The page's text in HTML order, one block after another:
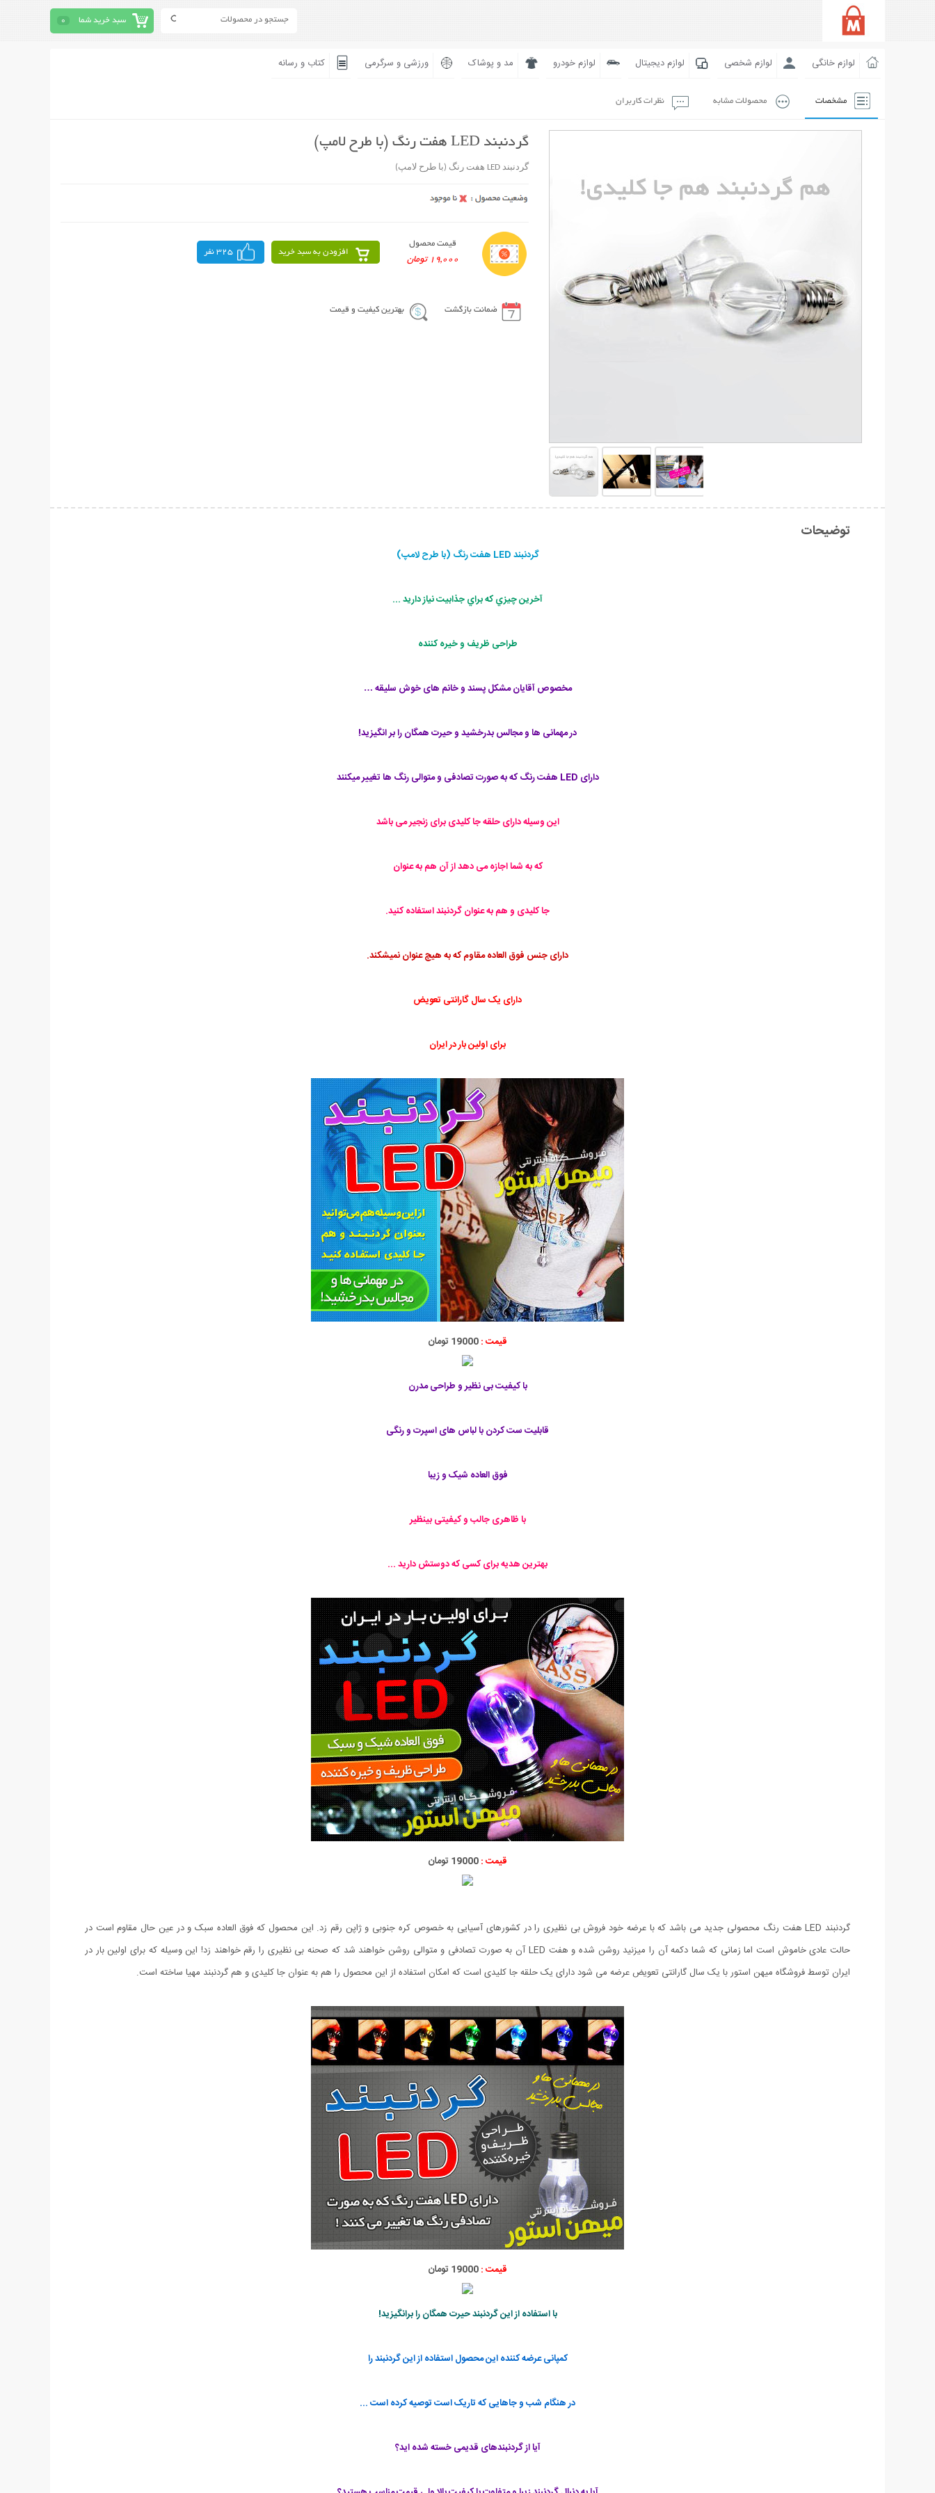
سبد خرید شما 0
لوازم خانگی لوازم شخصی لوازم دیجیتال لوازم خودرو مد و پوشاک ورزشی و سرگرمی کتاب و رسانه
مشخصات محصولات مشابه نظرات کاربران
گردنبند LED هفت رنگ (با طرح لامپ)
گردنبند LED هفت رنگ (با طرح لامپ)
قیمت محصول
19,000 تومان
افزودن به سبد خرید 325 نفر
ضمانت بازگشت بهترین کیفیت و قیمت
توضیحات
گردنبند LED هفت رنگ (با طرح لامپ)
آخرين چيزي كه براي جذابيت نياز داريد ...
طراحی ظریف و خیره کننده
مخصوص آقایان مشکل پسند و خانم های خوش سلیقه …
در مهمانی ها و مجالس بدرخشید و حیرت همگان را بر انگیزید!
دارای LED هفت رنگ که به صورت تصادفی و متوالی رنگ ها تغییر میکنند
این وسیله دارای حلقه جا کلیدی برای زنجیر می باشد
که به شما اجازه می دهد از آن هم به عنوان
جا کلیدی و هم به عنوان گردنبند استفاده کنید.
دارای جنس فوق العاده مقاوم که به هیچ عنوان نمیشکند.
دارای یک سال گارانتی تعویض
برای اولین بار در ایران
قیمت :
با کیفیت بی نظیر و طراحی مدرن
قابليت ست كردن با لباس های اسپرت و رنگی
فوق العاده شیک و زیبا
با ظاهری جالب و کیفیتی بینظیر
بهترین هدیه برای کسی که دوستش دارید ...
قیمت :
گردنبند LED هفت رنگ محصولی جدید می باشد که با عرضه خود فروش بی نظیری را در کشورهای آسیایی به خصوص کره جنوبی و ژاپن رقم زد. این محصول که فوق العاده سبک و در عین حال مقاوم است در
حالت عادی خاموش است اما زمانی که شما دکمه آن را میزنید روشن شده و هفت LED آن به صورت تصادفی و متوالی روشن خواهند شد که صحنه بی نظیری را رقم خواهند زد! این وسیله که برای اولین بار در
ایران توسط فروشگاه میهن استور با یک سال گارانتی تعویض عرضه می شود دارای یک حلقه جا کلیدی است که امکان استفاده از این محصول را هم به عنوان جا کلیدی و هم گردنبند مهیا ساخته است.
قیمت :
با استفاده از این گردنبند حیرت همگان را برانگیزید!
کمپانی عرضه کننده این محصول استفاده از این گردنبند را
در هنگام شب و جاهایی که تاریک است توصیه کرده است ...
آیا از گردنبندهای قدیمی خسته شده اید؟